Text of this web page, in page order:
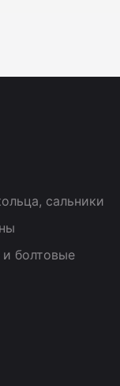
сальники
болтовые